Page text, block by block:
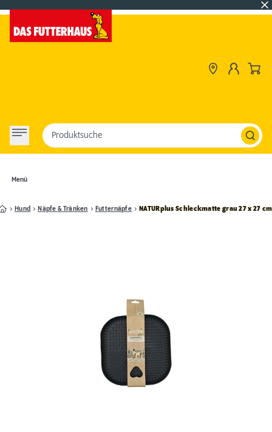
Menü
Produktsuche
Hund Näpfe & Tränken Futternäpfe NATURplus Schleckmatte grau 27 x 27 cm